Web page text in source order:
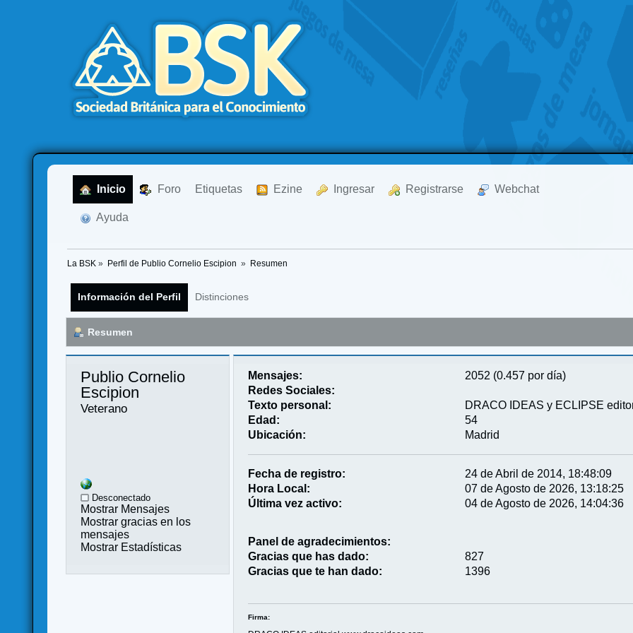
Inicio Foro Etiquetas Ezine Ingresar Registrarse Webchat
Ayuda
La BSK » Perfil de Publio Cornelio Escipion » Resumen
Información del Perfil Distinciones
Resumen
Publio Cornelio
Escipion
Veterano
Desconectado
Mostrar Mensajes
Mostrar gracias en los
mensajes
Mostrar Estadísticas
Mensajes:
2052 (0.457 por día)
Redes Sociales:
Texto personal:
DRACO IDEAS y ECLIPSE
Edad:
54
Ubicación:
Madrid
Fecha de registro:
24 de Abril de 2014, 18:48:09
Hora Local:
07 de Agosto de 2026, 13:18:25
Última vez activo:
04 de Agosto de 2026, 14:04:36
Panel de agradecimientos:
Gracias que has dado:
827
Gracias que te han dado:
1396
Firma: